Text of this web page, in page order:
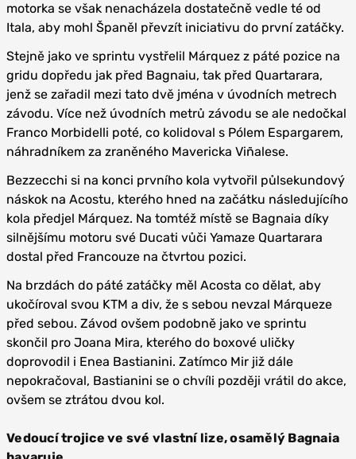
motorka se však nenacházela dostatečně vedle té od
Itala, aby mohl Španěl převzít iniciativu do první zatáčky.
Stejně jako ve sprintu vystřelil Márquez z páté pozice na
gridu dopředu jak před Bagnaiu, tak před Quartarara,
jenž se zařadil mezi tato dvě jména v úvodních metrech
závodu. Více než úvodních metrů závodu se ale nedočkal
Franco Morbidelli poté, co kolidoval s Pólem Espargarem,
náhradníkem za zraněného Mavericka Viñalese.
Bezzecchi si na konci prvního kola vytvořil půlsekundový
náskok na Acostu, kterého hned na začátku následujícího
kola předjel Márquez. Na tomtéž místě se Bagnaia díky
silnějšímu motoru své Ducati vůči Yamaze Quartarara
dostal před Francouze na čtvrtou pozici.
Na brzdách do páté zatáčky měl Acosta co dělat, aby
ukočíroval svou KTM a div, že s sebou nevzal Márqueze
před sebou. Závod ovšem podobně jako ve sprintu
skončil pro Joana Mira, kterého do boxové uličky
doprovodil i Enea Bastianini. Zatímco Mir již dále
nepokračoval, Bastianini se o chvíli později vrátil do akce,
ovšem se ztrátou dvou kol.
Vedoucí trojice ve své vlastní lize, osamělý Bagnaia